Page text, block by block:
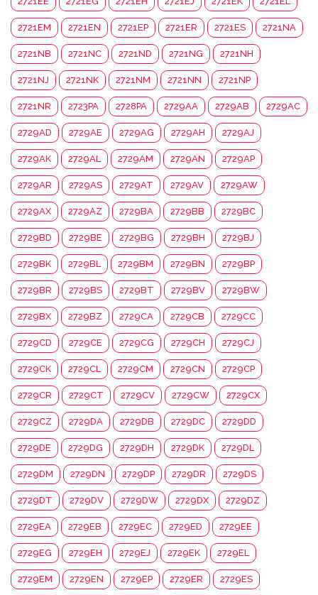
2721EM 2721EN 2721EP 2721ER 2721ES 2721NA
2721NB 2721NC 2721ND 2721NG 2721NH
2721NJ 2721NK 2721NM 2721NN 2721NP
2721NR 2723PA 2728PA 2729AA 2729AB 2729AC
2729AD 2729AE 2729AG 2729AH 2729AJ
2729AK 2729AL 2729AM 2729AN 2729AP
2729AR 2729AS 2729AT 2729AV 2729AW
2729AX 2729AZ 2729BA 2729BB 2729BC
2729BD 2729BE 2729BG 2729BH 2729BJ
2729BK 2729BL 2729BM 2729BN 2729BP
2729BR 2729BS 2729BT 2729BV 2729BW
2729BX 2729BZ 2729CA 2729CB 2729CC
2729CD 2729CE 2729CG 2729CH 2729CJ
2729CK 2729CL 2729CM 2729CN 2729CP
2729CR 2729CT 2729CV 2729CW 2729CX
2729CZ 2729DA 2729DB 2729DC 2729DD
2729DE 2729DG 2729DH 2729DK 2729DL
2729DM 2729DN 2729DP 2729DR 2729DS
2729DT 2729DV 2729DW 2729DX 2729DZ
2729EA 2729EB 2729EC 2729ED 2729EE
2729EG 2729EH 2729EJ 2729EK 2729EL
2729EM 2729EN 2729EP 2729ER 2729ES